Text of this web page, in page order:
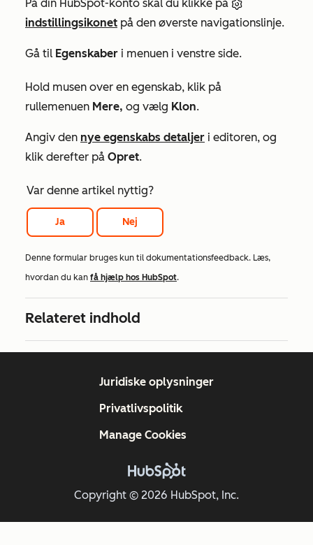
På din HubSpot-konto skal du klikke på
indstillingsikonet på den øverste navigationslinje.
Gå til Egenskaber i menuen i venstre side.
Hold musen over en egenskab, klik på
rullemenuen Mere, og vælg Klon.
Angiv den nye egenskabs detaljer i editoren, og
klik derefter på Opret.
Var denne artikel nyttig?
Ja Nej
Denne formular bruges kun til dokumentationsfeedback. Læs,
hvordan du kan få hjælp hos HubSpot.
Relateret indhold
Copyright © 2026 HubSpot, Inc.
Juridiske oplysninger
Privatlivspolitik
Manage Cookies